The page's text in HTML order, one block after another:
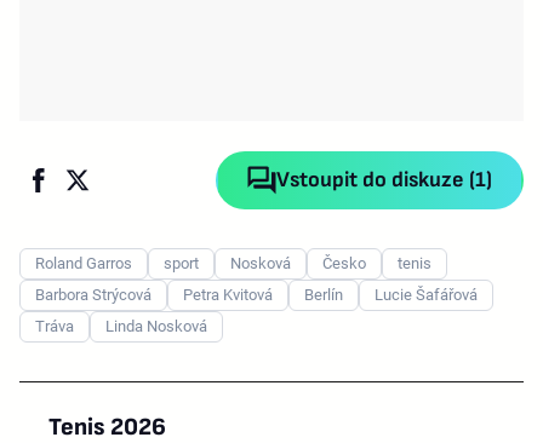
Vstoupit do diskuze (1)
Roland Garros sport Nosková Česko
tenis
Barbora Strýcová
Petra Kvitová Berlín
Lucie Šafářová
Tráva
Linda Nosková
Tenis 2026